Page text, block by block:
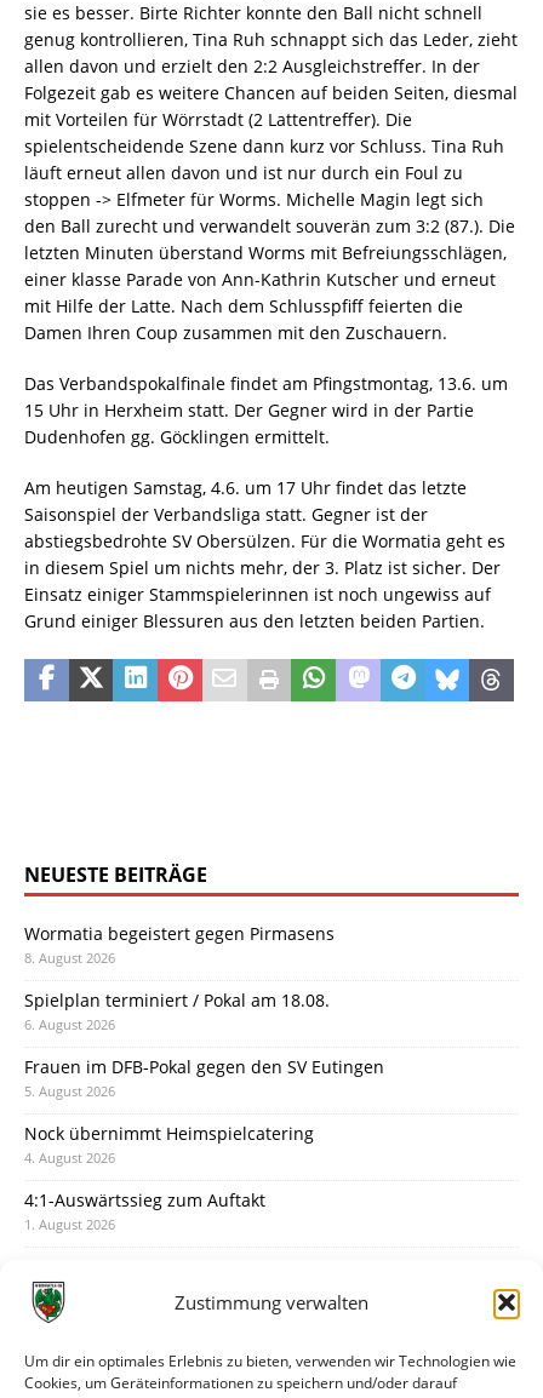
Zustimmung verwalten
Um dir ein optimales Erlebnis zu bieten, verwenden wir Technologien wie
Cookies, um Geräteinformationen zu speichern und/oder darauf
sie es besser. Birte Richter konnte den Ball nicht schnell
genug kontrollieren, Tina Ruh schnappt sich das Leder, zieht
allen davon und erzielt den 2:2 Ausgleichstreffer. In der
Folgezeit gab es weitere Chancen auf beiden Seiten, diesmal
mit Vorteilen für Wörrstadt (2 Lattentreffer). Die
spielentscheidende Szene dann kurz vor Schluss. Tina Ruh
läuft erneut allen davon und ist nur durch ein Foul zu
stoppen -> Elfmeter für Worms. Michelle Magin legt sich
den Ball zurecht und verwandelt souverän zum 3:2 (87.). Die
letzten Minuten überstand Worms mit Befreiungsschlägen,
einer klasse Parade von Ann-Kathrin Kutscher und erneut
mit Hilfe der Latte. Nach dem Schlusspfiff feierten die
Damen Ihren Coup zusammen mit den Zuschauern.
Das Verbandspokalfinale findet am Pfingstmontag, 13.6. um
15 Uhr in Herxheim statt. Der Gegner wird in der Partie
Dudenhofen gg. Göcklingen ermittelt.
Am heutigen Samstag, 4.6. um 17 Uhr findet das letzte
Saisonspiel der Verbandsliga statt. Gegner ist der
abstiegsbedrohte SV Obersülzen. Für die Wormatia geht es
in diesem Spiel um nichts mehr, der 3. Platz ist sicher. Der
Einsatz einiger Stammspielerinnen ist noch ungewiss auf
Grund einiger Blessuren aus den letzten beiden Partien.
NEUESTE BEITRÄGE
Wormatia begeistert gegen Pirmasens
8. August 2026
Spielplan terminiert / Pokal am 18.08.
6. August 2026
Frauen im DFB-Pokal gegen den SV Eutingen
5. August 2026
Nock übernimmt Heimspielcatering
4. August 2026
4:1-Auswärtssieg zum Auftakt
1. August 2026
31. Juli 2026
30. Juli 2026